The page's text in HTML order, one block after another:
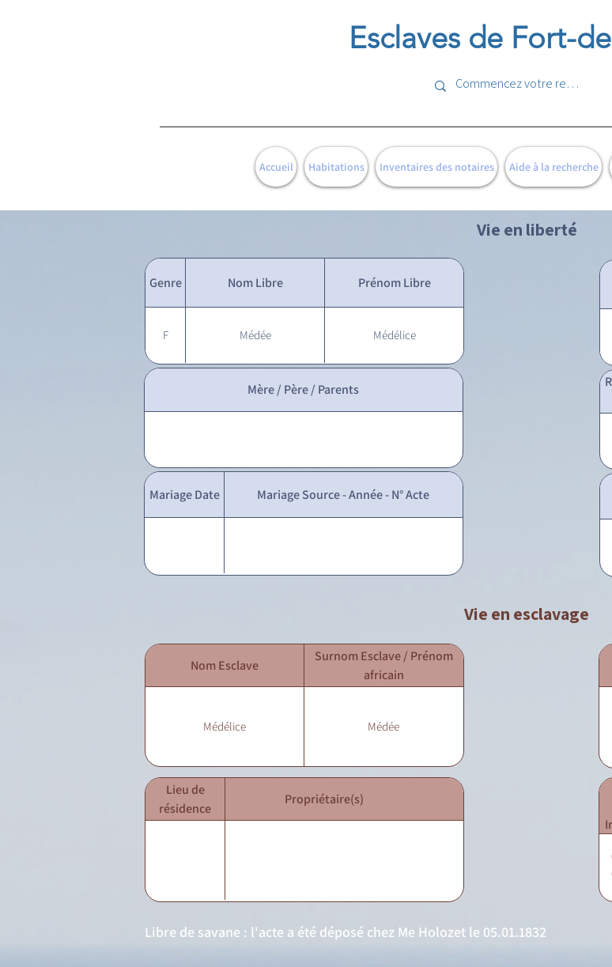
Esclaves de Fort-
Accueil Habitations Inventaires des notaires Aide à la recherche
Vie en liberté
Genre Nom Libre Prénom Libre
F Médée Médélice
Mère / Père / Parents
Mariage Date Mariage Source - Année - N° Acte
Vie en esclavage
Nom Esclave
Surnom Esclave / Prénom
africain
Médélice Médée
Lieu de
résidence
Propriétaire(s)
Libre de savane : l'acte a été déposé chez Me Holozet le 05.01.1832